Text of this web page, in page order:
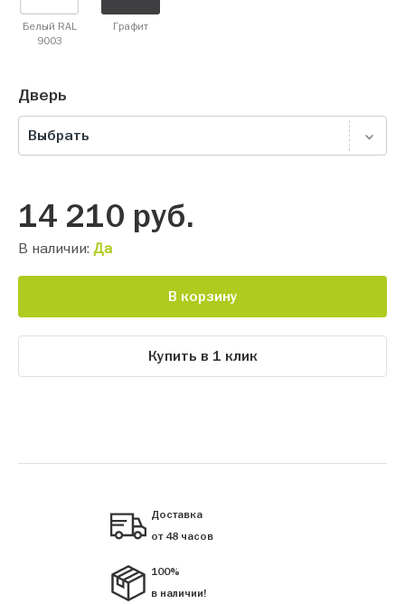
Белый RAL
9003
Графит
Дверь
Выбрать
14 210 руб.
В наличии: Да
В корзину
Купить в 1 клик
Доставка
от 48 часов
100%
в наличии!